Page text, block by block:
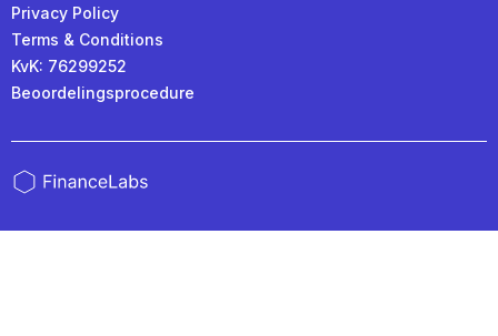
Privacy Policy
Terms & Conditions
KvK: 76299252
Beoordelingsprocedure